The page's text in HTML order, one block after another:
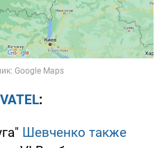
:
Шевченко также